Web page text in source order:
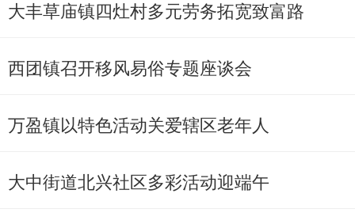
大丰草庙镇四灶村多元劳务拓宽致富路
西团镇召开移风易俗专题座谈会
万盈镇以特色活动关爱辖区老年人
大中街道北兴社区多彩活动迎端午